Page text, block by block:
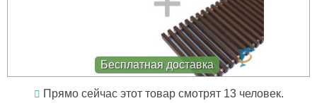
Бесплатная доставка
Прямо сейчас этот товар смотрят 13 человек.